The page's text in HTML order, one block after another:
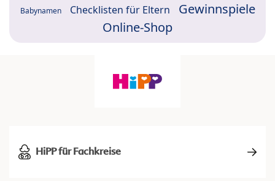
Babynamen Checklisten für Eltern
Gewinnspiele
Online-Shop
HiPP für Fachkreise